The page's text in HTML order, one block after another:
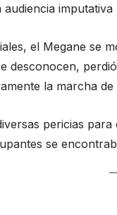
audiencia
el Megane se
desconocen,
la marcha
pericias
se